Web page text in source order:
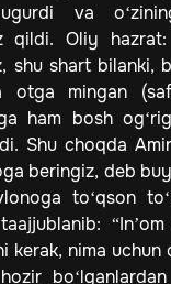
va
qildi. Oliy
shu shart bilanki,
otga mingan
ham bosh
Shu choqda
beringiz, deb
to‘qson
kerak, nima uchun